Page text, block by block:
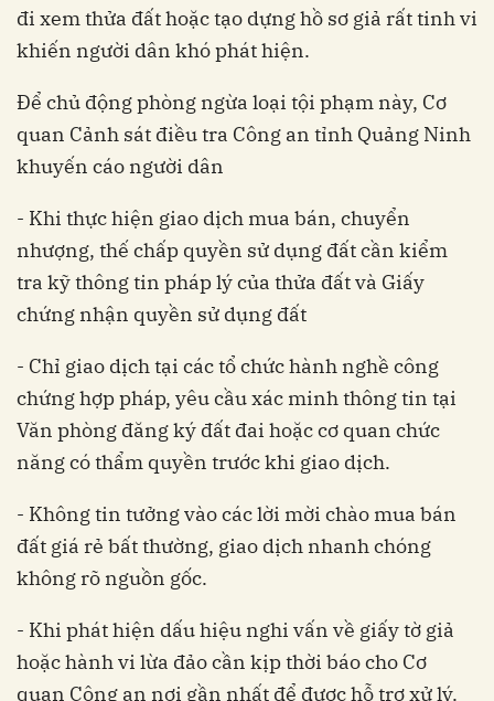
đi xem thửa đất hoặc tạo dựng hồ sơ giả rất tinh vi
khiến người dân khó phát hiện.
Để chủ động phòng ngừa loại tội phạm này, Cơ
quan Cảnh sát điều tra Công an tỉnh Quảng Ninh
khuyến cáo người dân
- Khi thực hiện giao dịch mua bán, chuyển
nhượng, thế chấp quyền sử dụng đất cần kiểm
tra kỹ thông tin pháp lý của thửa đất và Giấy
chứng nhận quyền sử dụng đất
- Chỉ giao dịch tại các tổ chức hành nghề công
chứng hợp pháp, yêu cầu xác minh thông tin tại
Văn phòng đăng ký đất đai hoặc cơ quan chức
năng có thẩm quyền trước khi giao dịch.
- Không tin tưởng vào các lời mời chào mua bán
đất giá rẻ bất thường, giao dịch nhanh chóng
không rõ nguồn gốc.
- Khi phát hiện dấu hiệu nghi vấn về giấy tờ giả
hoặc hành vi lừa đảo cần kịp thời báo cho Cơ
quan Công an nơi gần nhất để được hỗ trợ xử lý.